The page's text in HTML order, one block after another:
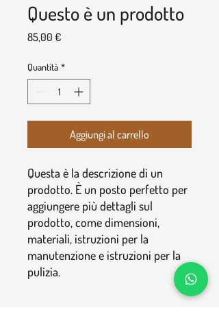
Questo è un prodotto
85,00 €
Quantità *
Aggiungi al carrello
Questa è la descrizione di un
prodotto. È un posto perfetto per
aggiungere più dettagli sul
prodotto, come dimensioni,
materiali, istruzioni per la
manutenzione e istruzioni per la
pulizia.